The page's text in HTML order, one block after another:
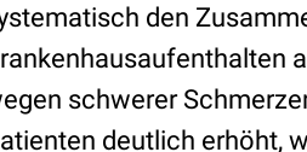
den
schwerer
deutlich erhöht,